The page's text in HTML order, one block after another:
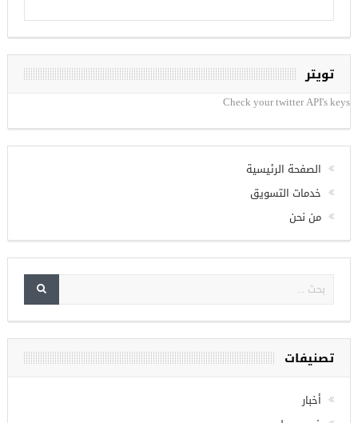
تويتر
Check your twitter API's keys
الصفحة الرئيسية
خدمات التسويق
من نحن
تصنيفات
أخبار